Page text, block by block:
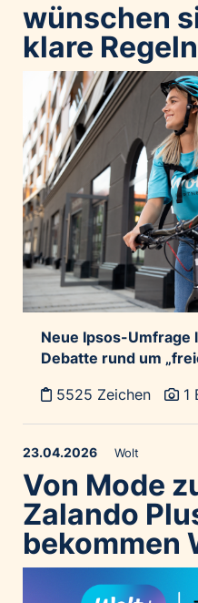
wünschen
klare Regeln
Neue Ipsos-Umfrage
Debatte rund um
5525 Zeichen
1
23.04.2026 Wolt
Von Mode
Zalando
bekommen